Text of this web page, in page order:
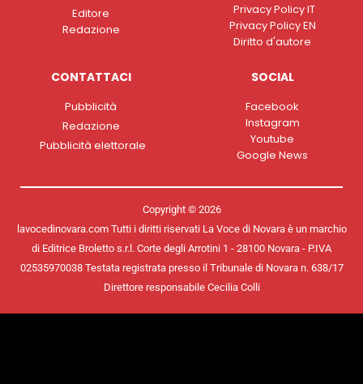
Editore
Redazione
Privacy Policy IT
Privacy Policy EN
Diritto d'autore
CONTATTACI
Pubblicità
Redazione
Pubblicità elettorale
SOCIAL
Facebook
Instagram
Youtube
Google News
Copyright © 2026
lavocedinovara.com Tutti i diritti riservati La Voce di Novara è un marchio
di Editrice Broletto s.r.l. Corte degli Arrotini 1 - 28100 Novara - P.IVA
02535970038 Testata registrata presso il Tribunale di Novara n. 638/17
Direttore responsabile Cecilia Colli